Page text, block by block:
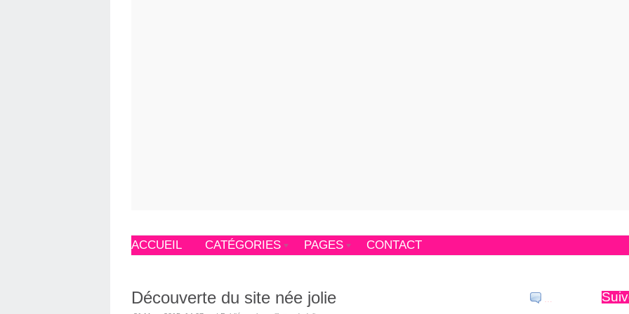
ACCUEIL CATÉGORIES PAGES CONTACT
…
Découverte du site née jolie